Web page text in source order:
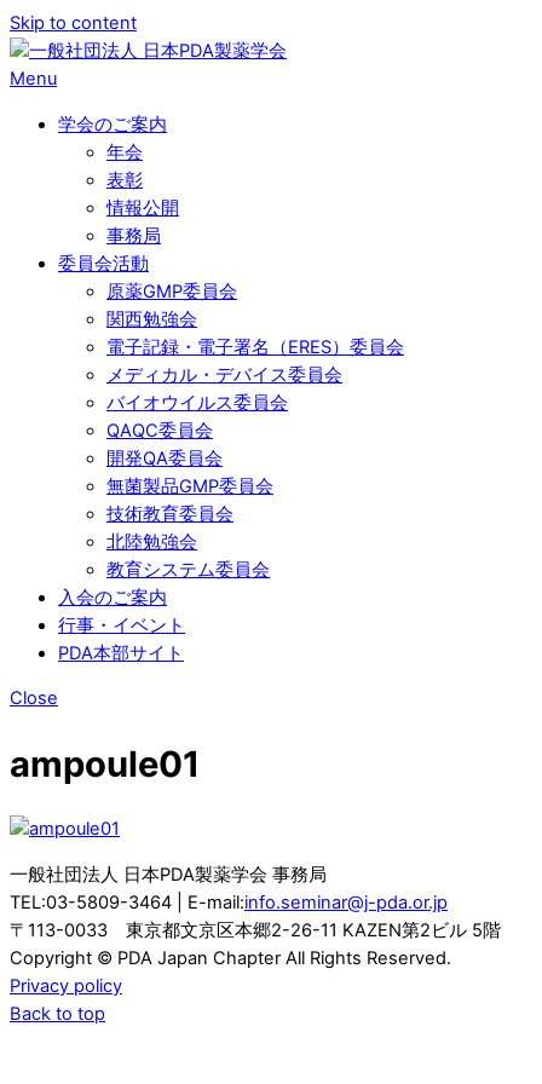
Skip to content
Menu
学会のご案内
年会
表彰
情報公開
事務局
委員会活動
原薬GMP委員会
関西勉強会
電子記録・電子署名（ERES）委員会
メディカル・デバイス委員会
バイオウイルス委員会
QAQC委員会
開発QA委員会
無菌製品GMP委員会
技術教育委員会
北陸勉強会
教育システム委員会
入会のご案内
行事・イベント
PDA本部サイト
Close
ampoule01
一般社団法人 日本PDA製薬学会 事務局
TEL:03-5809-3464 | E-mail:info.seminar@j-pda.or.jp
〒113-0033 東京都文京区本郷2-26-11 KAZEN第2ビル 5階
Copyright © PDA Japan Chapter All Rights Reserved.
Privacy policy
Back to top